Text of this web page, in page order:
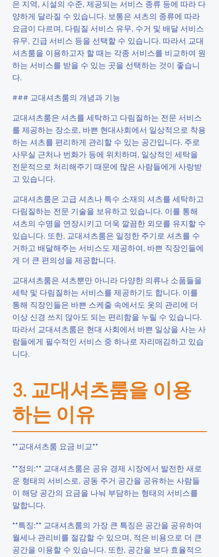
은 지역, 시설의 수준, 제공되는 서비스 종류 등에 따라 다
양하게 달라질 수 있습니다. 보통은 셔츠의 종류에 따라
요금이 다르며, 다림질 서비스 유무, 수거 및 배달 서비스
유무, 긴급 서비스 등을 선택할 수 있습니다. 따라서 교대
셔츠룸을 이용하고자 할 때는 각종 서비스를 비교하여 원
하는 서비스를 받을 수 있는 곳을 선택하는 것이 좋습니
다.
### 교대셔츠룸의 개념과 기능
교대셔츠룸은 셔츠를 세탁하고 다림질하는 전문 서비스
를 제공하는 장소로, 바쁜 현대사회에서 일상적으로 착용
하는 셔츠를 편리하게 관리할 수 있는 공간입니다. 주로
사무실 근처나 번화가 등에 위치하며, 일상적인 세탁을
전문적으로 처리해주기 때문에 많은 사람들에게 사랑받
고 있습니다.
교대셔츠룸은 고급 셔츠나 특수 소재의 셔츠를 세탁하고
다림질하는 전문 기술을 보유하고 있습니다. 이를 통해
셔츠의 수명을 연장시키고 더욱 깔끔한 외모를 유지할 수
있습니다. 또한, 교대셔츠룸은 일정한 주기로 셔츠를 수
거하고 배달해주는 서비스도 제공하여, 바쁜 직장인들에
게 더 큰 편의성을 제공합니다.
교대셔츠룸은 셔츠뿐만 아니라 다양한 의류나 소품들을
세탁 및 다림질하는 서비스를 제공하기도 합니다. 이를
통해 직장인들은 바쁜 스케줄 속에서도 옷의 관리에 더
이상 신경 쓰지 않아도 되는 편리함을 누릴 수 있습니다.
따라서 교대셔츠룸은 현대 사회에서 바쁜 일상을 사는 사
람들에게 필수적인 서비스 중 하나로 자리매김하고 있습
니다.
3. 교대셔츠룸을 이용
하는 이유
**교대셔츠룸 요금 비교**
**정의:** 교대셔츠룸은 공유 경제 시장에서 발전한 새로
운 형태의 서비스로, 공동 주거 공간을 공유하는 사람들
이 해당 공간의 요금을 나눠 부담하는 형태의 서비스를
말합니다.
**특징:** 교대셔츠룸의 가장 큰 특징은 공간을 공유하여
월세나 관리비를 절감할 수 있으며, 적은 비용으로 더 큰
공간을 이용할 수 있습니다. 또한, 공간을 보다 효율적으